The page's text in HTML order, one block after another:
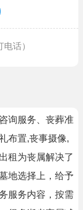
电话）
询服务、‌丧葬准
布置,丧事摄像,
租为丧属解决了
地选择上，给予
服务内容，按需